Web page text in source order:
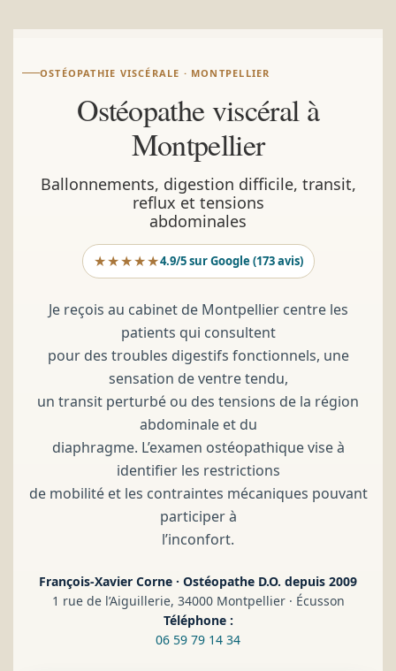
OSTÉOPATHIE VISCÉRALE · MONTPELLIER
Ostéopathe viscéral à
Montpellier
Ballonnements, digestion difficile, transit,
reflux et tensions
abdominales
★★★★★4.9/5 sur Google (173 avis)
Je reçois au cabinet de Montpellier centre les
patients qui consultent
pour des troubles digestifs fonctionnels, une
sensation de ventre tendu,
un transit perturbé ou des tensions de la région
abdominale et du
diaphragme. L’examen ostéopathique vise à
identifier les restrictions
de mobilité et les contraintes mécaniques pouvant
participer à
l’inconfort.
François-Xavier Corne · Ostéopathe D.O. depuis 2009
1 rue de l’Aiguillerie, 34000 Montpellier · Écusson
Téléphone :
06 59 79 14 34